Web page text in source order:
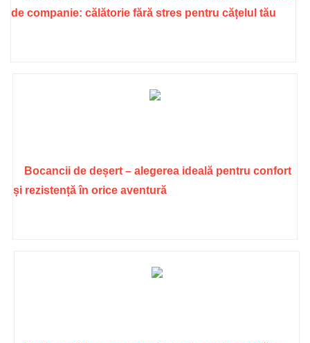
de companie: călătorie fără stres pentru cățelul tău
Bocancii de deșert – alegerea ideală pentru confort
și rezistență în orice aventură